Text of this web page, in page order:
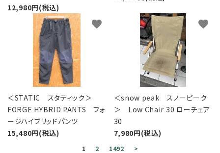
12,980円(税込)
＜STATIC スタティック＞
FORGE HYBRID PANTS フォ
ージハイブリッドパンツ
15,480円(税込)
favorite
＜snow peak スノーピーク
＞ Low Chair 30 ローチェア
30
7,980円(税込)
favorite
1 2 1492
>